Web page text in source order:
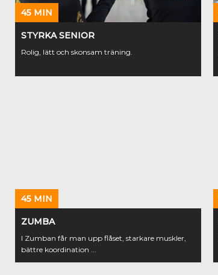
45 MIN
STYRKA SENIOR
Rolig, lätt och skonsam träning.
45 MIN
ZUMBA
I Zumban får man upp flåset, starkare muskler,
bättre koordination ...